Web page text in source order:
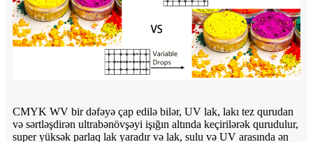
CMYK WV bir dəfəyə çap edilə bilər, UV lak, lakı tez qurudan
və sərtləşdirən ultrabənövşəyi işığın altında keçirilərək qurudulur,
super yüksək parlaq lak yaradır və lak, sulu və UV arasında ən